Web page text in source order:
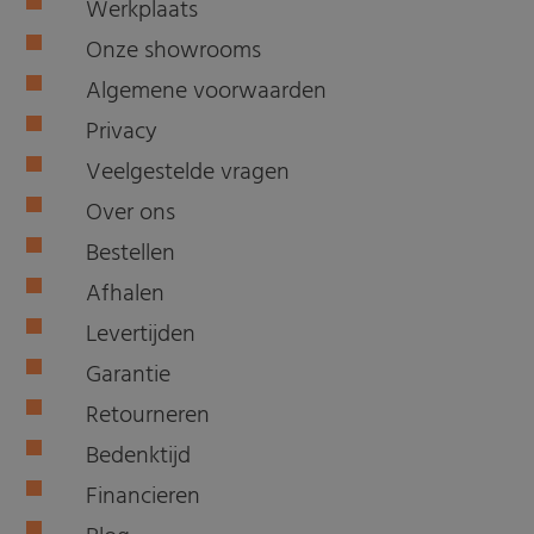
Werkplaats
Onze showrooms
Algemene voorwaarden
Privacy
Veelgestelde vragen
Over ons
Bestellen
Afhalen
Levertijden
Garantie
Retourneren
Bedenktijd
Financieren